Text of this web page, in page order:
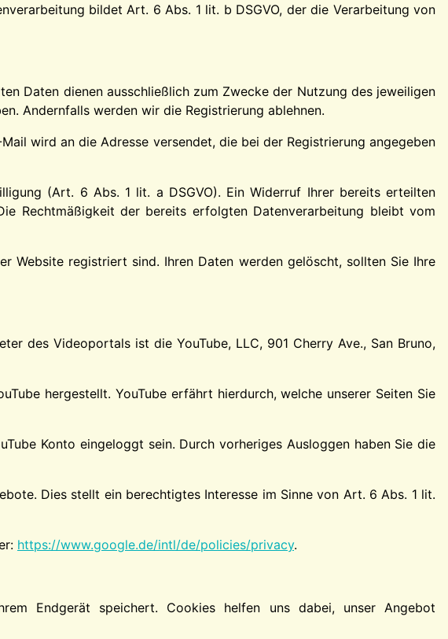
bildet Art. 6 Abs. 1 lit. b DSGVO, der die Verarbeitung von
Daten dienen ausschließlich zum Zwecke der Nutzung des jeweiligen
Andernfalls werden wir die Registrierung ablehnen.
wird an die Adresse versendet, die bei der Registrierung angegeben
(Art. 6 Abs. 1 lit. a DSGVO). Ein Widerruf Ihrer bereits erteilten
Rechtmäßigkeit der bereits erfolgten Datenverarbeitung bleibt vom
Website registriert sind. Ihren Daten werden gelöscht, sollten Sie Ihre
des Videoportals ist die YouTube, LLC, 901 Cherry Ave., San Bruno,
hergestellt. YouTube erfährt hierdurch, welche unserer Seiten Sie
Konto eingeloggt sein. Durch vorheriges Ausloggen haben Sie die
Dies stellt ein berechtigtes Interesse im Sinne von Art. 6 Abs. 1 lit.
https://www.google.de/intl/de/policies/privacy.
Endgerät speichert. Cookies helfen uns dabei, unser Angebot